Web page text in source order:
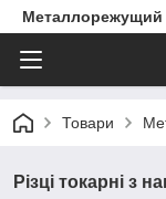
Металлорежущий
Товари
Різці токарні з